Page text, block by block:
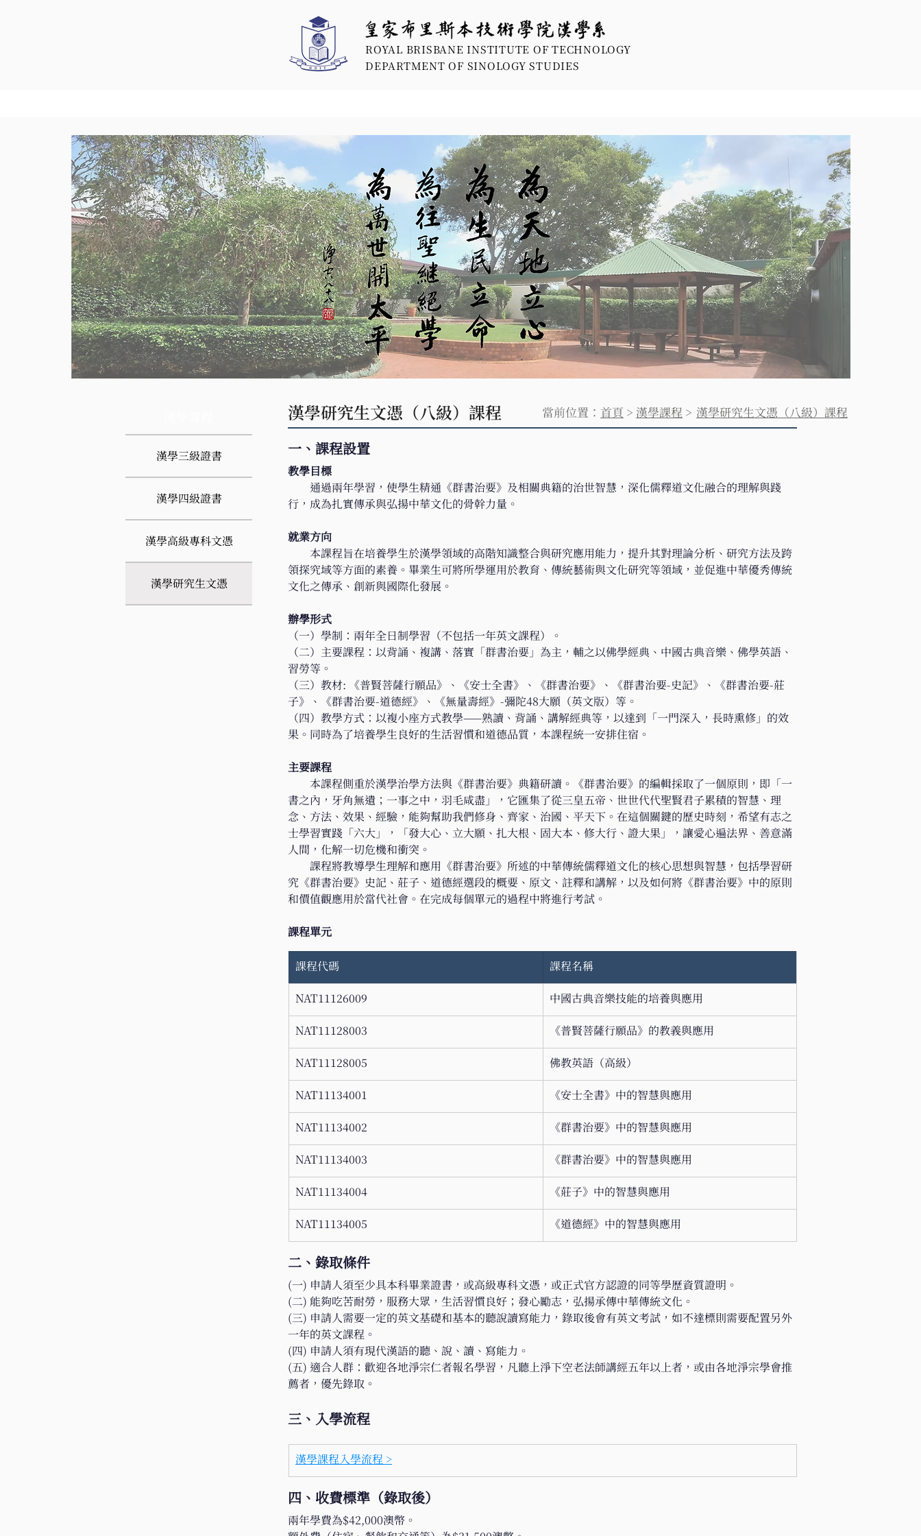
ROYAL BRISBANE INSTITUTE OF TECHNOLOGY
DEPARTMENT OF SINOLOGY STUDIES
漢學三級證書
漢學四級證書
漢學高級專科文憑
漢學研究生文憑
漢學研究生文憑（八級）課程 漢學研究生文憑（八級）課程
當前位置： 首頁 > 漢學課程 >
一、課程設置
教學目標
通過兩年學習，使學生精通《群書治要》及相關典籍的治世智慧，深化儒釋道文化融合的理解與踐
行，成為扎實傳承與弘揚中華文化的骨幹力量。
就業方向
本課程旨在培養學生於漢學領域的高階知識整合與研究應用能力，提升其對理論分析、研究方法及跨
領探究域等方面的素養。畢業生可將所學運用於教育、傳統藝術與文化研究等領域，並促進中華優秀傳統
文化之傳承、創新與國際化發展。
​辦學形式
（一）學制：兩年全日制學習（不包括一年英文課程）。​
（二）主要課程：以背誦、複講、落實「群書治要」為主，輔之以佛學經典、中國古典音樂、佛學英語、
習勞等。​
（三）教材: 《普賢菩薩行願品》、《安士全書》、《群書治要》、《群書治要-史記》、《群書治要-莊
子》、《群書治要-道德經》、《無量壽經》-彌陀48大願（英文版）等。​
（四）教學方式：以複小座方式教學——熟讀、背誦、講解經典等，以達到「一門深入，長時熏修」的效
果。同時為了培養學生良好的生活習慣和道德品質，本課程統一安排住宿。​
​主要課程
本課程側重於漢學治學方法與《群書治要》典籍研讀。《群書治要》的編輯採取了一個原則，即「一
書之內，牙角無遺；一事之中，羽毛咸盡」，它匯集了從三皇五帝、世世代代聖賢君子累積的智慧、理
念、方法、效果、經驗，能夠幫助我們修身、齊家、治國、平天下。在這個關鍵的歷史時刻，希望有志之
士學習實踐「六大」，「發大心、立大願、扎大根、固大本、修大行、證大果」，讓愛心遍法界、善意滿
人間，化解一切危機和衝突。
​        課程將教導學生理解和應用《群書治要》所述的中華傳統儒釋道文化的核心思想與智慧，包括學習研
究《群書治要》史記、莊子、道德經選段的概要、原文、註釋和講解，以及如何將《群書治要》中的原則
和價值觀應用於當代社會。在完成每個單元的過程中將進行考試。
​課程單元
課程代碼 課程名稱
NAT11126009 中國古典音樂技能的培養與應用
NAT11128003 《普賢菩薩行願品》的教義與應用
NAT11128005 佛教英語（高級）
NAT11134001 《安士全書》中的智慧與應用
NAT11134002 《群書治要》中的智慧與應用
NAT11134003 《群書治要》中的智慧與應用
NAT11134004 《莊子》中的智慧與應用
NAT11134005 《道德經》中的智慧與應用
二、錄取條件​
(一) 申請人須至少具本科畢業證書，或高級專科文憑，或正式官方認證的同等學歷資質證明。
(二) 能夠吃苦耐勞，服務大眾，生活習慣良好；發心勵志，弘揚承傳中華傳統文化。
(三) 申請人需要一定的英文基礎和基本的聽說讀寫能力，錄取後會有英文考試，如不達標則需要配置另外
一年的英文課程。
(四) 申請人須有現代漢語的聽、說、讀、寫能力。
(五) 適合人群：歡迎各地淨宗仁者報名學習，凡聽上淨下空老法師講經五年以上者，或由各地淨宗學會推
薦者，優先錄取。
三、入學流程
漢學課程入學流程 >
四、收費標準（錄取後）​
兩年學費為$42,000澳幣。